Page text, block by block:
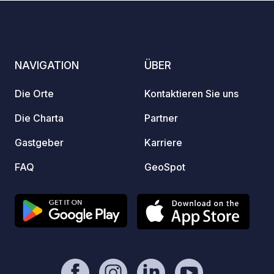
NAVIGATION
Die Orte
Die Charta
Gastgeber
FAQ
ÜBER
Kontaktieren Sie uns
Partner
Karriere
GeoSpot